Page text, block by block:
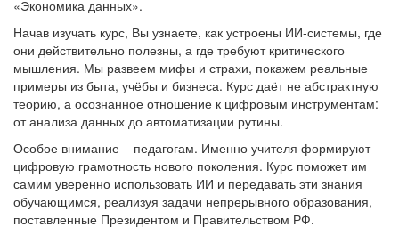
«Экономика данных».
Начав изучать курс, Вы узнаете, как устроены ИИ‑системы, где
они действительно полезны, а где требуют критического
мышления. Мы развеем мифы и страхи, покажем реальные
примеры из быта, учёбы и бизнеса. Курс даёт не абстрактную
теорию, а осознанное отношение к цифровым инструментам:
от анализа данных до автоматизации рутины.
Особое внимание – педагогам. Именно учителя формируют
цифровую грамотность нового поколения. Курс поможет им
самим уверенно использовать ИИ и передавать эти знания
обучающимся, реализуя задачи непрерывного образования,
поставленные Президентом и Правительством РФ.